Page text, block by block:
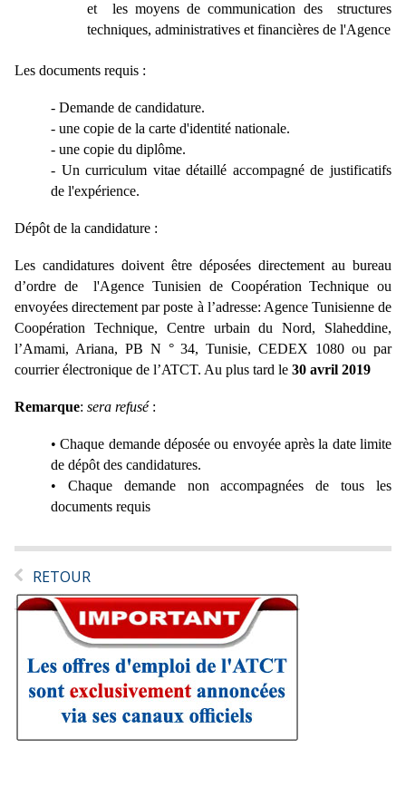
et les moyens de communication des structures
techniques, administratives et financières de l'Agence
Les documents requis :
- Demande de candidature.
- une copie de la carte d'identité nationale.
- une copie du diplôme.
- Un curriculum vitae détaillé accompagné de justificatifs
de l'expérience.
Dépôt de la candidature :
Les candidatures doivent être déposées directement au bureau
d’ordre de l'Agence Tunisien de Coopération Technique ou
envoyées directement par poste à l’adresse: Agence Tunisienne de
Coopération Technique, Centre urbain du Nord, Slaheddine,
l’Amami, Ariana, PB N ° 34, Tunisie, CEDEX 1080 ou par
courrier électronique de l’ATCT. Au plus tard le 30 avril 2019
Remarque: sera refusé:
• Chaque demande déposée ou envoyée après la date limite
de dépôt des candidatures.
•
Chaque demande non accompagnées de tous les
documents requis
RETOUR